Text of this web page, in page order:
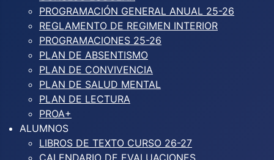
PROGRAMACIÓN GENERAL ANUAL 25-26
REGLAMENTO DE REGIMEN INTERIOR
PROGRAMACIONES 25-26
PLAN DE ABSENTISMO
PLAN DE CONVIVENCIA
PLAN DE SALUD MENTAL
PLAN DE LECTURA
PROA+
ALUMNOS
LIBROS DE TEXTO CURSO 26-27
CALENDARIO DE EVALUACIONES